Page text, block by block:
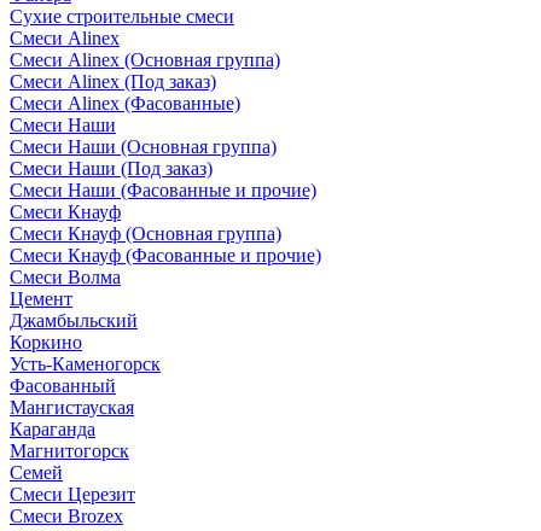
Сухие строительные смеси
Смеси Alinex
Смеси Alinex (Основная группа)
Смеси Alinex (Под заказ)
Смеси Alinex (Фасованные)
Смеси Наши
Смеси Наши (Основная группа)
Смеси Наши (Под заказ)
Смеси Наши (Фасованные и прочие)
Смеси Кнауф
Смеси Кнауф (Основная группа)
Смеси Кнауф (Фасованные и прочие)
Смеси Волма
Цемент
Джамбыльский
Коркино
Усть-Каменогорск
Фасованный
Мангистауская
Караганда
Магнитогорск
Семей
Смеси Церезит
Смеси Brozex